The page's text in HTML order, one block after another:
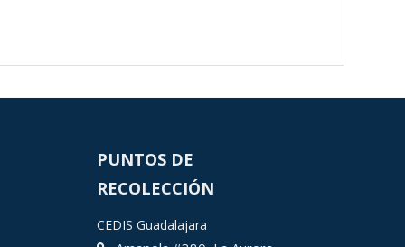
PUNTOS DE
RECOLECCIÓN
CEDIS Guadalajara